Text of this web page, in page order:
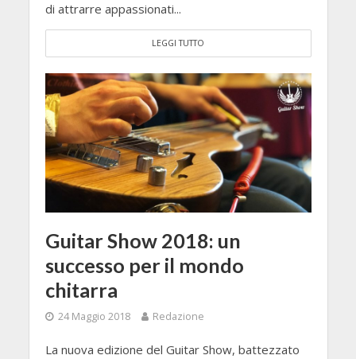
di attrarre appassionati...
LEGGI TUTTO
Guitar Show 2018: un
successo per il mondo
chitarra
24 Maggio 2018 Redazione
La nuova edizione del Guitar Show, battezzato